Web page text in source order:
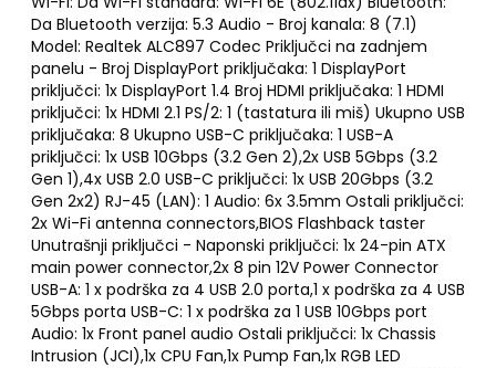
Da Bluetooth verzija: 5.3 Audio - Broj kanala: 8 (7.1)
Model: Realtek ALC897 Codec Priključci na zadnjem
panelu - Broj DisplayPort priključaka: 1 DisplayPort
priključci: 1x DisplayPort 1.4 Broj HDMI priključaka: 1 HDMI
priključci: 1x HDMI 2.1 PS/2: 1 (tastatura ili miš) Ukupno USB
priključaka: 8 Ukupno USB-C priključaka: 1 USB-A
priključci: 1x USB 10Gbps (3.2 Gen 2),2x USB 5Gbps (3.2
Gen 1),4x USB 2.0 USB-C priključci: 1x USB 20Gbps (3.2
Gen 2x2) RJ-45 (LAN): 1 Audio: 6x 3.5mm Ostali priključci:
2x Wi-Fi antenna connectors,BIOS Flashback taster
Unutrašnji priključci - Naponski priključci: 1x 24-pin ATX
main power connector,2x 8 pin 12V Power Connector
USB-A: 1 x podrška za 4 USB 2.0 porta,1 x podrška za 4 USB
5Gbps porta USB-C: 1 x podrška za 1 USB 10Gbps port
Audio: 1x Front panel audio Ostali priključci: 1x Chassis
Intrusion (JCI),1x CPU Fan,1x Pump Fan,1x RGB LED